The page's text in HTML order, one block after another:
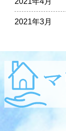
2021年3月